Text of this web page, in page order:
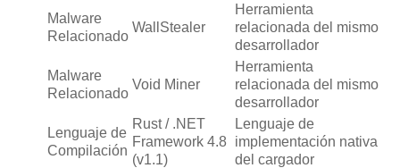
Malware
Relacionado
WallStealer
Herramienta
relacionada del mismo
desarrollador
Malware
Relacionado
Void Miner
Herramienta
relacionada del mismo
desarrollador
Lenguaje de
Compilación
Rust / .NET
Framework 4.8
(v1.1)
Lenguaje de
implementación nativa
del cargador